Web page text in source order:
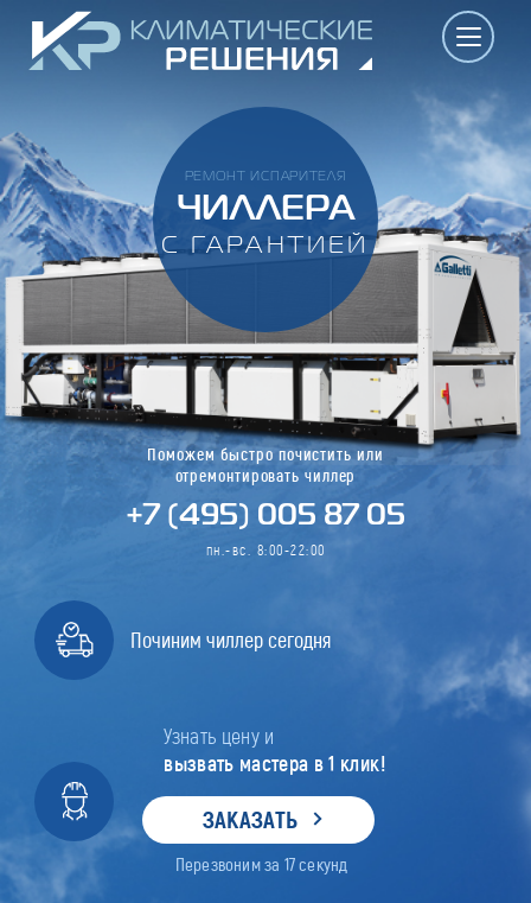
РЕМОНТ ИСПАРИТЕЛЯ
ЧИЛЛЕРА
С ГАРАНТИЕЙ
Поможем быстро почистить или
отремонтировать чиллер
+7 (495) 005 87 05
пн.-вс. 8:00-22:00
Починим чиллер сегодня
Узнать цену и
вызвать мастера в 1 клик!
ЗАКАЗАТЬ
Перезвоним за 17секунд